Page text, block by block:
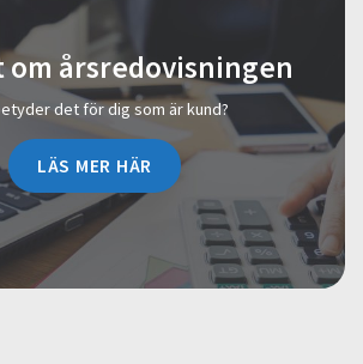
om årsredovisningen
det för dig som är kund?
LÄS MER HÄR